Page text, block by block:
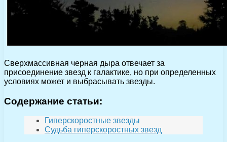
Сверхмассивная черная дыра отвечает за
присоединение звезд к галактике, но при определенных
условиях может и выбрасывать звезды.
Содержание статьи:
Гиперскоростные звезды
Судьба гиперскоростных звезд